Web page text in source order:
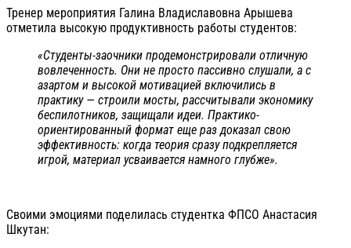
Тренер мероприятия Галина Владиславовна Арышева
отметила высокую продуктивность работы студентов:
«Студенты-заочники продемонстрировали отличную
вовлеченность. Они не просто пассивно слушали, а с
азартом и высокой мотивацией включились в
практику — строили мосты, рассчитывали экономику
беспилотников, защищали идеи. Практико-
ориентированный формат еще раз доказал свою
эффективность: когда теория сразу подкрепляется
игрой, материал усваивается намного глубже».
Своими эмоциями поделилась студентка ФПСО Анастасия
Шкутан: